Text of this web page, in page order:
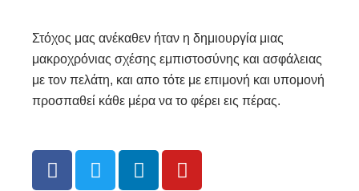
Στόχος μας ανέκαθεν ήταν η δημιουργία μιας
μακροχρόνιας σχέσης εμπιστοσύνης και ασφάλειας
με τον πελάτη, και απο τότε με επιμονή και υπομονή
προσπαθεί κάθε μέρα να το φέρει εις πέρας.
F
a
T
w
L
i
Y
o